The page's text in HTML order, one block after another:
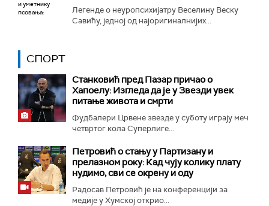
Легенде о неуропсихијатру Веселину Веску
Савићу, једној од најоригиналнијих...
СПОРТ
Станковић пред Пазар причао о
Хапоелу: Изгледа да је у Звезди увек
питање живота и смрти
Фудбалери Црвене звезде у суботу играју меч
четвртог кола Суперлиге...
Петровић о стању у Партизану и
прелазном року: Кад чују колику плату
нудимо, сви се окрену и оду
Радосав Петровић је на конференцији за
медије у Хумској открио...